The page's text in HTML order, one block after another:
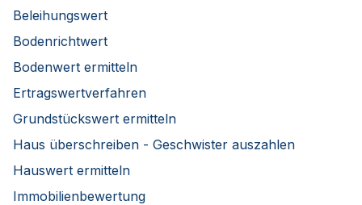
Beleihungswert
Bodenrichtwert
Bodenwert ermitteln
Ertragswertverfahren
Grundstückswert ermitteln
Haus überschreiben - Geschwister auszahlen
Hauswert ermitteln
Immobilienbewertung